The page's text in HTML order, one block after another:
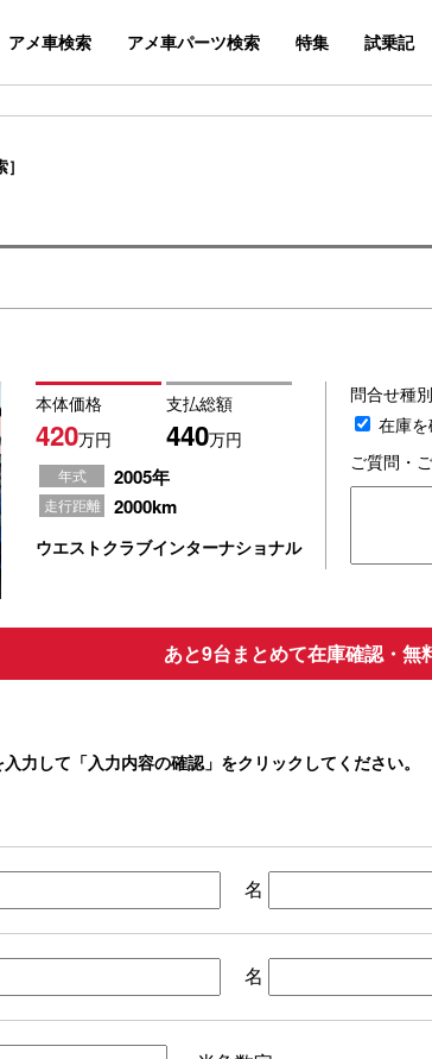
アメ車検索 アメ車パーツ検索 特集 試乗記
本体価格
420万円
支払総額
440万円
年式 2005年
走行距離 2000km
ウエストクラブインターナショナル
問合せ種別
在庫
ご質問・
あと9台まとめて在庫確認・無
力して「入力内容の確認」をクリックしてください。
名
名